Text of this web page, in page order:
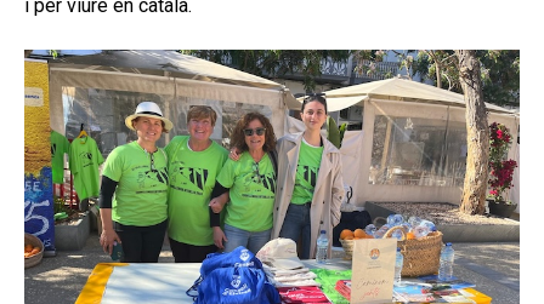
i per viure en català.